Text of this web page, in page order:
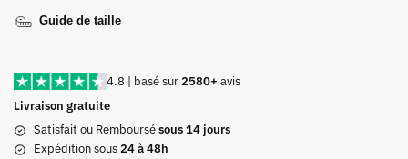
Guide de taille
4.8 | basé sur2580+ avis
Livraison gratuite
Satisfait ou Remboursésous 14 jours
Expédition sous24 à 48h